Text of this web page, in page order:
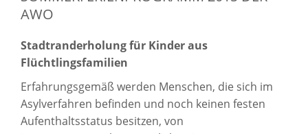
AWO
Stadtranderholung für Kinder aus
Flüchtlingsfamilien
Erfahrungsgemäß werden Menschen, die sich im
Asylverfahren befinden und noch keinen festen
Aufenthaltsstatus besitzen, von